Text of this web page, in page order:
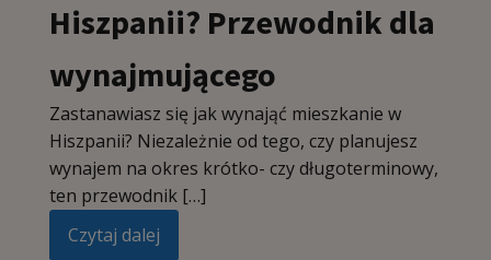
Hiszpanii? Przewodnik dla
wynajmującego
Zastanawiasz się jak wynająć mieszkanie w
Hiszpanii? Niezależnie od tego, czy planujesz
wynajem na okres krótko- czy długoterminowy,
ten przewodnik […]
Czytaj dalej